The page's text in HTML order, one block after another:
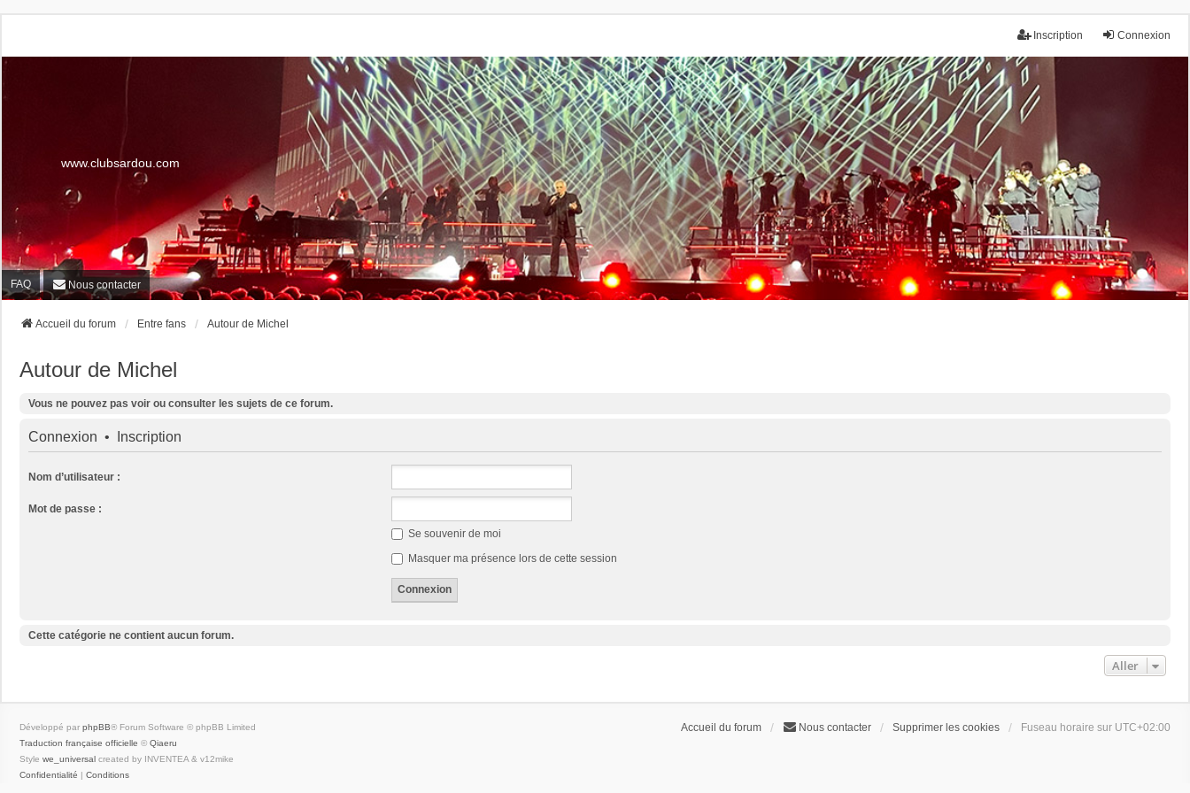
Connexion
Inscription
www.clubsardou.com
FAQ Nous contacter
Accueil du forum Entre fans Autour de Michel
Autour de Michel
Vous ne pouvez pas voir ou consulter les sujets de ce forum.
Connexion • Inscription
Nom d’utilisateur :
Mot de passe :
Se souvenir de moi
Masquer ma présence lors de cette session
Cette catégorie ne contient aucun forum.
Aller
Accueil du forum Nous contacter Supprimer les cookies Fuseau horaire sur UTC+02:00
Développé par phpBB® Forum Software © phpBB Limited
Traduction française officielle © Qiaeru
Style we_universal created by INVENTEA & v12mike
Confidentialité | Conditions